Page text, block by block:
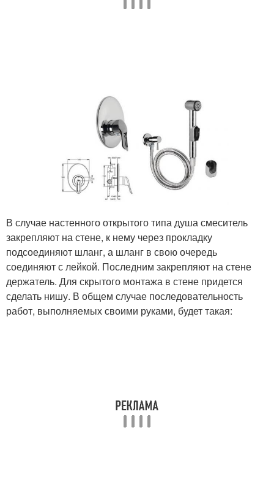
В случае настенного открытого типа душа смеситель
закрепляют на стене, к нему через прокладку
подсоединяют шланг, а шланг в свою очередь
соединяют с лейкой. Последним закрепляют на стене
держатель. Для скрытого монтажа в стене придется
сделать нишу. В общем случае последовательность
работ, выполняемых своими руками, будет такая: